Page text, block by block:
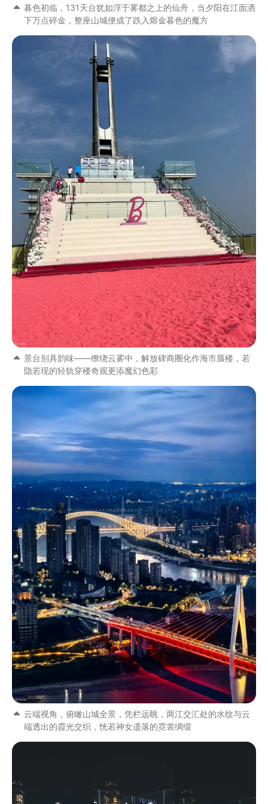
暮色初临，131天台犹如浮于雾都之上的仙舟，当夕阳在江面洒
下万点碎金，整座山城便成了跌入熔金暮色的魔方
景台别具韵味——缭绕云雾中，解放碑商圈化作海市蜃楼，若
隐若现的轻轨穿楼奇观更添魔幻色彩
云端视角，俯瞰山城全景，凭栏远眺，两江交汇处的水纹与云
端透出的霞光交织，恍若神女遗落的霓裳绸缎